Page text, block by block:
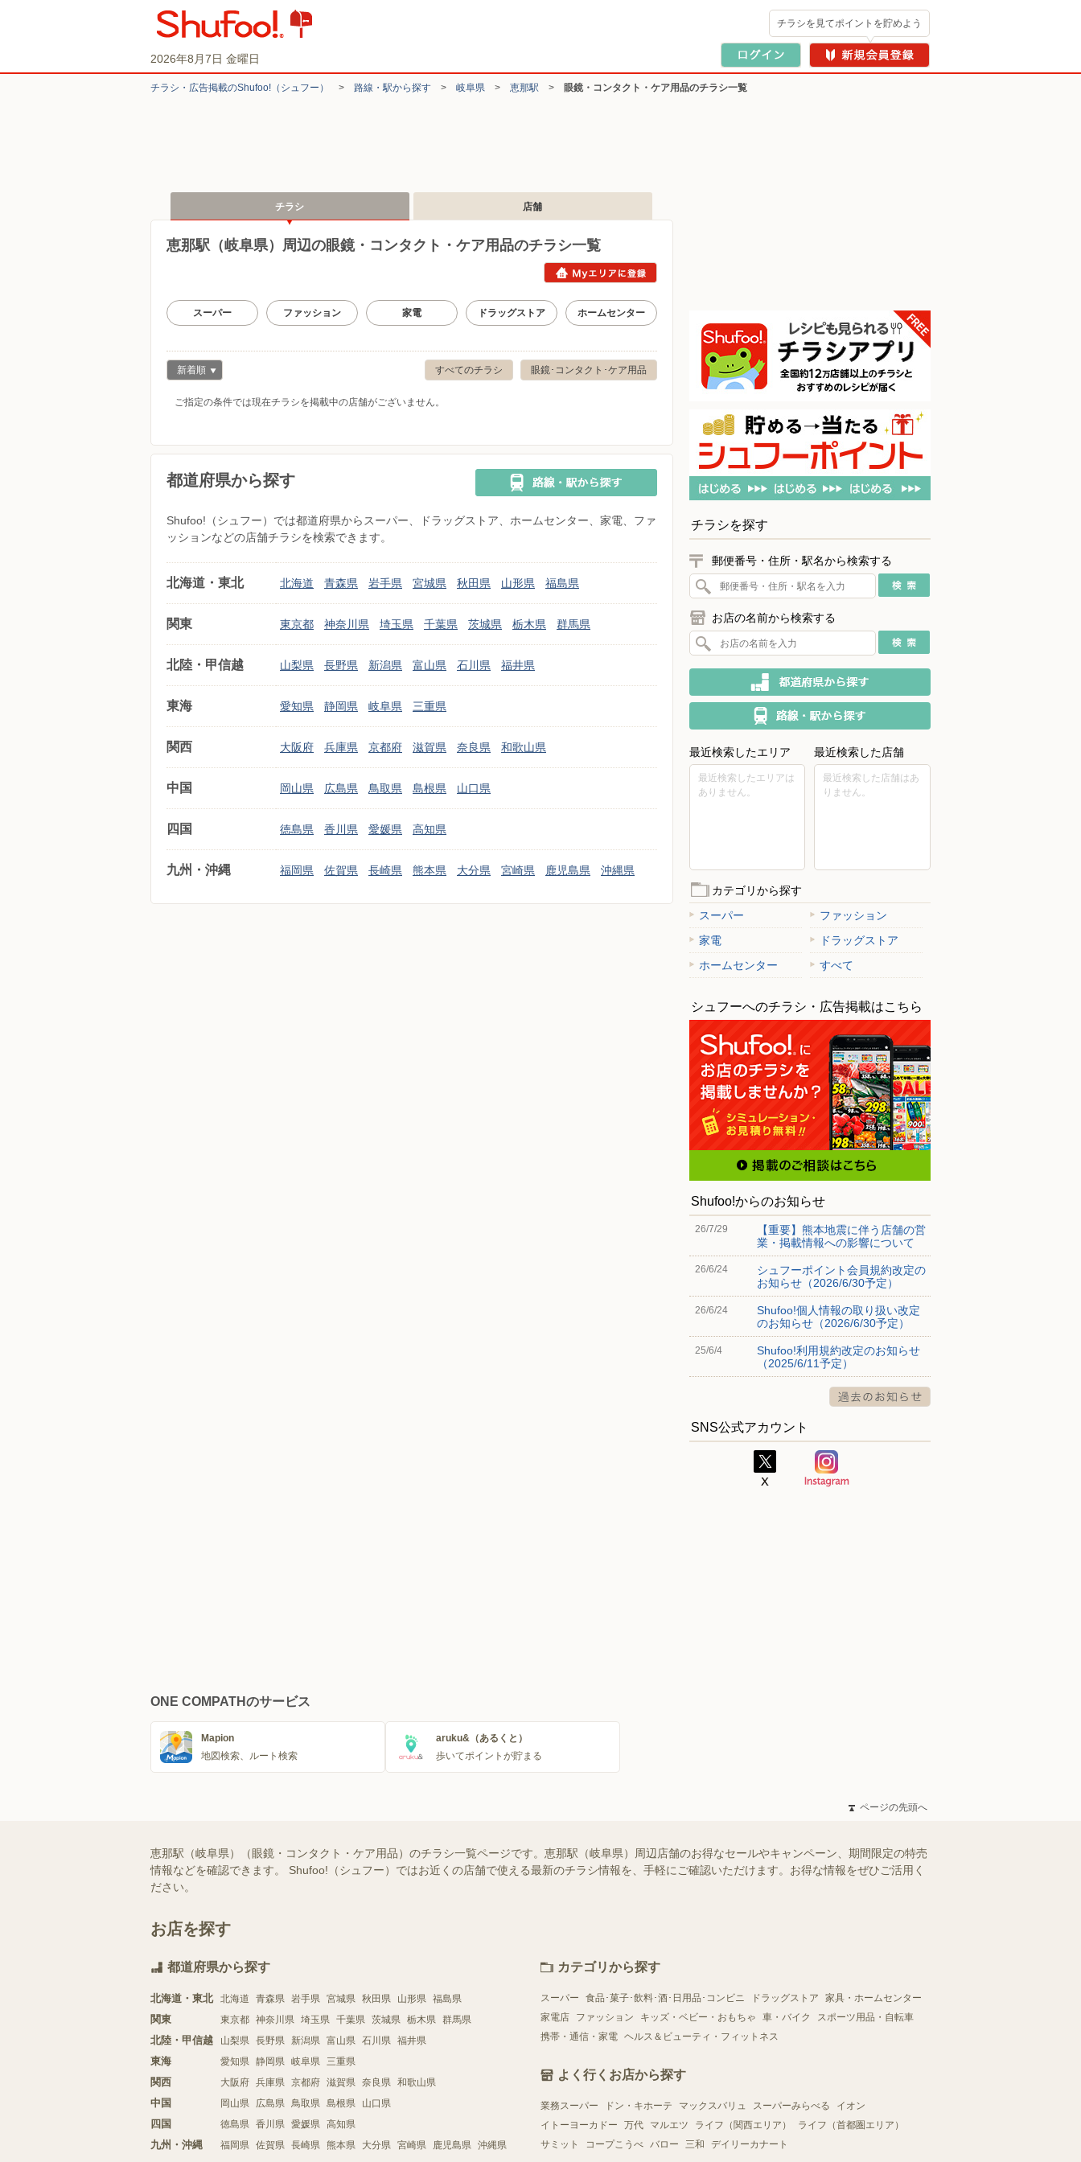
2026年8月7日 金曜日
チラシを見てポイントを貯めよう
チラシ・​広告掲載の​Shufoo!​（シュフー） > 路線・駅から探す > 岐阜県 > 恵那駅 > 眼鏡・コンタクト・ケア用品のチラシ一覧
チラシ 店舗
恵那駅（岐阜県）周辺の眼鏡・コンタクト・ケア用品のチラシ一覧
スーパー ファッション 家電 ドラッグストア ホームセンター
眼鏡･コンタクト･ケア用品
すべてのチラシ
新着順
ご指定の条件では現在チラシを掲載中の店舗がございません。
都道府県から探す
Shufoo!（シュフー）では都道府県からスーパー、ドラッグストア、ホームセンター、家電、ファ
ッションなどの店舗チラシを検索できます。
北海道・東北 北海道 青森県 岩手県 宮城県 秋田県 山形県 福島県
関東 東京都 神奈川県 埼玉県 千葉県 茨城県 栃木県 群馬県
北陸・甲信越 山梨県 長野県 新潟県 富山県 石川県 福井県
東海 愛知県 静岡県 岐阜県 三重県
関西 大阪府 兵庫県 京都府 滋賀県 奈良県 和歌山県
中国 岡山県 広島県 鳥取県 島根県 山口県
四国 徳島県 香川県 愛媛県 高知県
九州・沖縄 福岡県 佐賀県 長崎県 熊本県 大分県 宮崎県 鹿児島県 沖縄県
チラシを探す
郵便番号・住所・駅名から検索する
お店の名前から検索する
最近検索したエリア
最近検索したエリアは
ありません。
最近検索した店舗
最近検索した店舗はあ
りません。
カテゴリから探す
スーパー
ファッション
家電
ドラッグストア
ホームセンター
すべて
シュフーへのチラシ・広告掲載はこちら
Shufoo!からのお知らせ
26/7/29
【重要】熊本地震に伴う店舗の営
業・掲載情報への影響について
26/6/24
シュフーポイント会員規約改定の
お知らせ（2026/6/30予定）
26/6/24
Shufoo!個人情報の取り扱い改定
のお知らせ（2026/6/30予定）
25/6/4
Shufoo!利用規約改定のお知らせ
（2025/6/11予定）
SNS公式アカウント
ONE COMPATHのサービス
Mapion
地図検索、ルート検索
aruku&（あるくと）
歩いてポイントが貯まる
ページの先頭へ
恵那駅（岐阜県）（眼鏡・コンタクト・ケア用品）のチラシ一覧ページです。恵那駅（岐阜県）周辺店舗のお得なセールやキャンペーン、期間限定の特売
情報などを確認できます。 Shufoo!（シュフー）ではお近くの店舗で使える最新のチラシ情報を、手軽にご確認いただけます。お得な情報をぜひご活用く
ださい。
お店を探す
都道府県から探す
北海道・東北 北海道 青森県 岩手県 宮城県 秋田県 山形県 福島県
関東 東京都 神奈川県 埼玉県 千葉県 茨城県 栃木県 群馬県
北陸・甲信越 山梨県 長野県 新潟県 富山県 石川県 福井県
東海 愛知県 静岡県 岐阜県 三重県
関西 大阪府 兵庫県 京都府 滋賀県 奈良県 和歌山県
中国 岡山県 広島県 鳥取県 島根県 山口県
四国 徳島県 香川県 愛媛県 高知県
九州・沖縄 福岡県 佐賀県 長崎県 熊本県 大分県 宮崎県 鹿児島県 沖縄県
カテゴリから探す
スーパー 食品･菓子･飲料･酒･日用品･コンビニ ドラッグストア
家具・ホームセンター
家電店
ファッション キッズ・ベビー・おもちゃ 車・バイク
スポーツ用品・自転車
携帯・通信・家電 ヘルス＆ビューティ・フィットネス
よく行くお店から探す
業務スーパー ドン・キホーテ マックスバリュ スーパーみらべる
イオン
イトーヨーカドー
万代 マルエツ ライフ（関西エリア）
ライフ（首都圏エリア）
サミット
コープこうべ バロー 三和 デイリーカナート